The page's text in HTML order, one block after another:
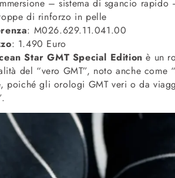
– sistema di sgancio rapido
di rinforzo in pelle
: M026.629.11.041.00
: 1.490 Euro
Star GMT Special Edition è un
del “vero GMT”, noto anche
poiché gli orologi GMT veri o da